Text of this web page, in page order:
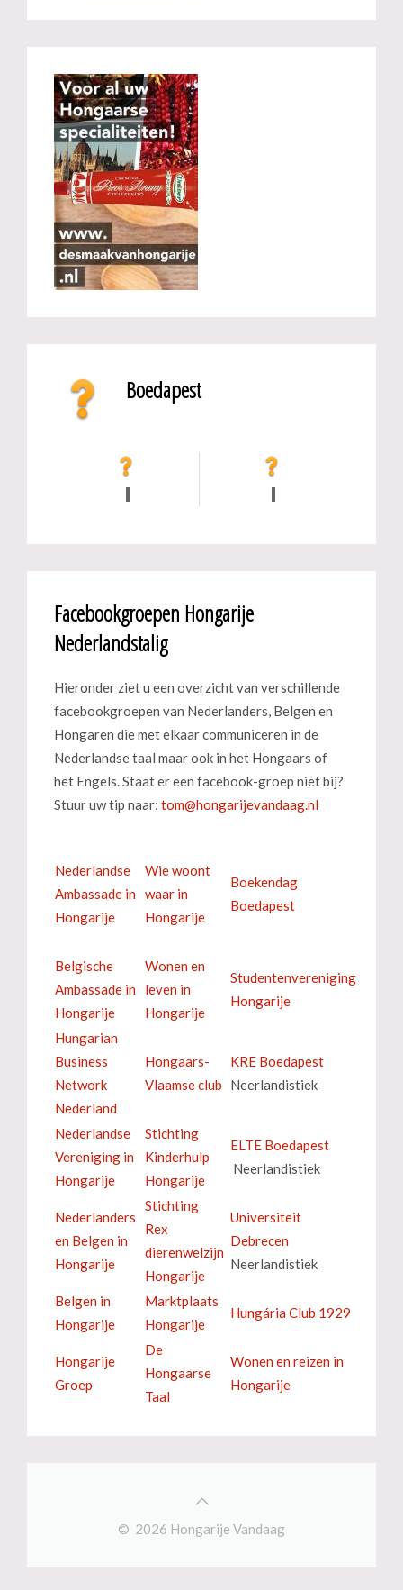
Boedapest
Facebookgroepen Hongarije
Nederlandstalig
Hieronder ziet u een overzicht van verschillende
facebookgroepen van Nederlanders, Belgen en
Hongaren die met elkaar communiceren in de
Nederlandse taal maar ook in het Hongaars of
het Engels. Staat er een facebook-groep niet bij?
Stuur uw tip naar:
Nederlandse
Ambassade in
Hongarije
Wie woont
waar in
Hongarije
Boekendag
Boedapest
Belgische
Ambassade in
Hongarije
Wonen en
leven in
Hongarije
Studentenvereniging
Hongarije
Hungarian
Business
Network
Nederland
Hongaars-
Vlaamse club
KRE Boedapest
Neerlandistiek
Nederlandse
Vereniging in
Hongarije
Stichting
Kinderhulp
Hongarije
ELTE Boedapest
Neerlandistiek
Nederlanders
en Belgen in
Hongarije
Stichting
Rex
dierenwelzijn
Hongarije
Universiteit
Debrecen
Neerlandistiek
Belgen in
Hongarije
Marktplaats
Hongarije
Hungária Club 1929
Hongarije
Groep
De
Hongaarse
Taal
Wonen en reizen in
Hongarije
© 2026 Hongarije Vandaag